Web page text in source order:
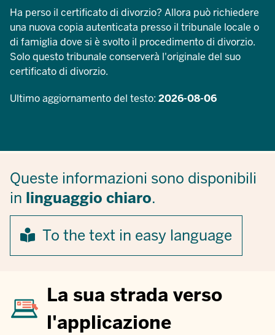
Ha perso il certificato di divorzio? Allora può richiedere
una nuova copia autenticata presso il tribunale locale o
di famiglia dove si è svolto il procedimento di divorzio.
Solo questo tribunale conserverà l'originale del suo
certificato di divorzio.
Ultimo aggiornamento del testo: 2026-08-06
Queste informazioni sono disponibili
in linguaggio chiaro.
To the text in easy language
La sua strada verso
l'applicazione